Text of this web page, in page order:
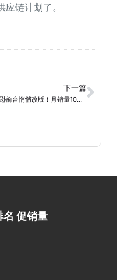
链计划了。
下一篇
亚马逊前台悄悄改版！月销量10+也被标出来了？
名 促销量​